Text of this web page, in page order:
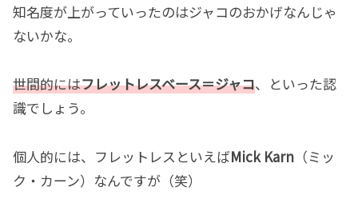
知名度が上がっていったのはジャコのおかげなんじゃ
ないかな。
世間的にはフレットレスベース＝ジャコ、といった認
識でしょう。
個人的には、フレットレスといえばMick Karn （ミッ
ク・カーン）なんですが（笑）